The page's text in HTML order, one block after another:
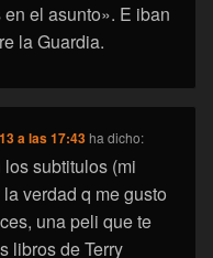
el asunto». E iban
la Guardia.
a las 17:43 ha dicho:
subtitulos (mi
verdad q me gusto
una peli que te
libros de Terry